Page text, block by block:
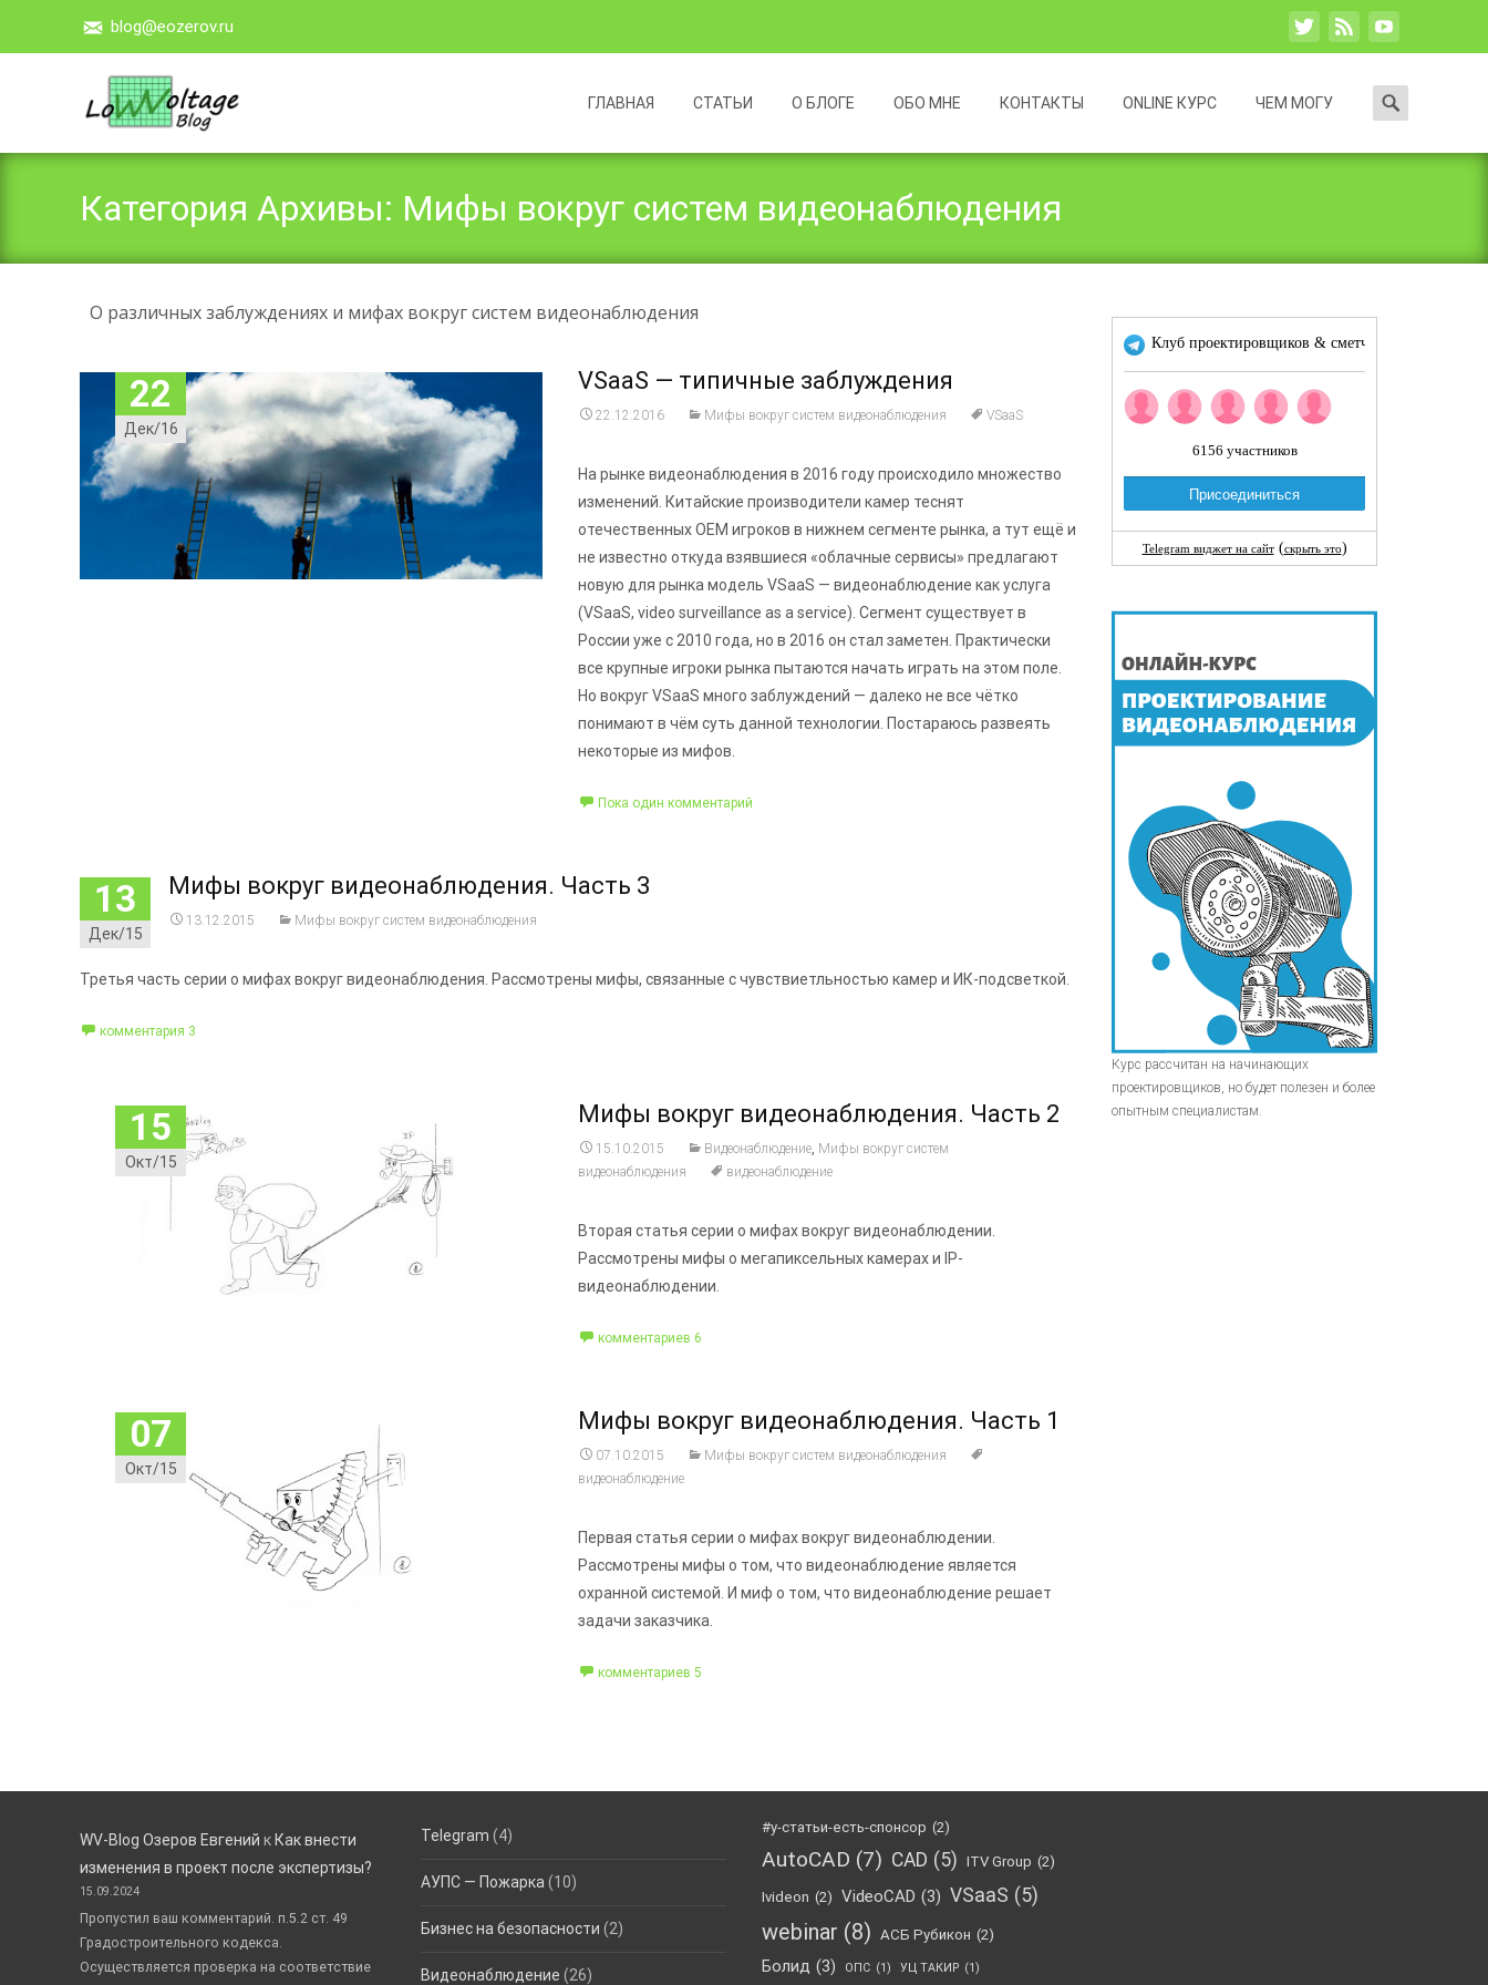
blog@eozerov.ru
ГЛАВНАЯ СТАТЬИ О БЛОГЕ ОБО МНЕ КОНТАКТЫ ONLINE КУРС ЧЕМ МОГУ
Search
for:
Категория Архивы: Мифы вокруг систем видеонаблюдения
О различных заблуждениях и мифах вокруг систем видеонаблюдения
22
Дек/16
VSaaS — типичные заблуждения
22.12.2016 Мифы вокруг систем видеонаблюдения VSaaS
На рынке видеонаблюдения в 2016 году происходило множество
изменений. Китайские производители камер теснят
отечественных OEM игроков в нижнем сегменте рынка, а тут ещё и
не известно откуда взявшиеся «облачные сервисы» предлагают
новую для рынка модель VSaaS — видеонаблюдение как услуга
(VSaaS, video surveillance as a service). Сегмент существует в
России уже с 2010 года, но в 2016 он стал заметен. Практически
все крупные игроки рынка пытаются начать играть на этом поле.
Но вокруг VSaaS много заблуждений — далеко не все чётко
понимают в чём суть данной технологии. Постараюсь развеять
некоторые из мифов.
Пока один комментарий
13
Дек/15
Мифы вокруг видеонаблюдения. Часть 3
13.12.2015 Мифы вокруг систем видеонаблюдения
Третья часть серии о мифах вокруг видеонаблюдения. Рассмотрены мифы, связанные с чувствиетльностью камер и ИК-подсветкой.
комментария 3
15
Окт/15
Мифы вокруг видеонаблюдения. Часть 2
15.10.2015 Видеонаблюдение, Мифы вокруг систем
видеонаблюдения
видеонаблюдение
Вторая статья серии о мифах вокруг видеонаблюдении.
Рассмотрены мифы о мегапиксельных камерах и IP-
видеонаблюдении.
комментариев 6
07
Окт/15
Мифы вокруг видеонаблюдения. Часть 1
07.10.2015
Мифы вокруг систем видеонаблюдения
видеонаблюдение
Первая статья серии о мифах вокруг видеонаблюдении.
Рассмотрены мифы о том, что видеонаблюдение является
охранной системой. И миф о том, что видеонаблюдение решает
задачи заказчика.
комментариев 5
Курс рассчитан на начинающих
проектировщиков, но будет полезен и более
опытным специалистам.
WV-Blog Озеров Евгений к Как внести
изменения в проект после экспертизы?
15.09.2024
Пропустил ваш комментарий. п.5.2 ст. 49
Градостроительного кодекса.
Осуществляется проверка на соответствие
Telegram (4)
АУПС — Пожарка (10)
Бизнес на безопасности (2)
Видеонаблюдение (26)
#у-статьи-есть-спонсор (2)
AutoCAD (7) CAD (5) ITV Group (2)
Ivideon (2) VideoCAD (3) VSaaS (5)
webinar (8) АСБ Рубикон (2)
Болид (3) ОПС (1) УЦ ТАКИР (1)